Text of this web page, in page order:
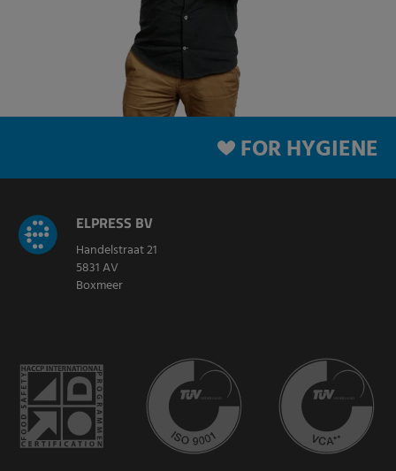
FOR HYGIENE
ELPRESS BV
Handelstraat 21
5831 AV
Boxmeer